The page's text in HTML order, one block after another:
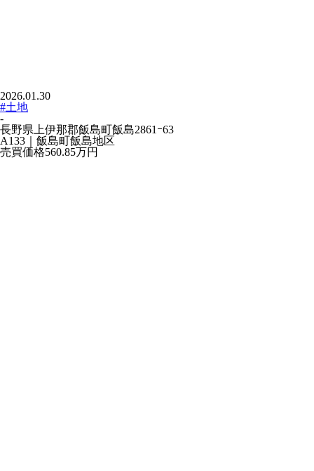
2026.01.30
#土地
-
長野県上伊那郡飯島町飯島2861ｰ63
A133｜飯島町飯島地区
売買価格560.85万円